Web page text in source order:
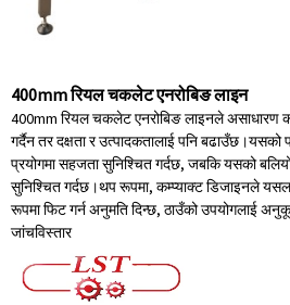
400mm रियल चकलेट एनरोबिङ लाइन
400mm रियल चकलेट एनरोबिङ लाइनले असाधारण
गर्दैन तर दक्षता र उत्पादकतालाई पनि
प्रयोगमा सहजता सुनिश्चित गर्दछ, जबकि यसको बलियो
सुनिश्चित गर्दछ।थप रूपमा, कम्प्याक्ट डिजाइनले
रूपमा फिट गर्न अनुमति दिन्छ, ठाउँको उपयोगलाई
जांचविस्तार